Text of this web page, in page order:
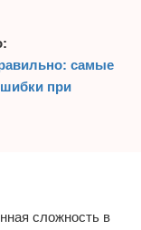
самые
при
сложность в